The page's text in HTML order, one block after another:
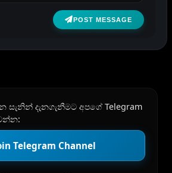
POST MESSAGE
සැනින් දැනගැනීමට අපගේ Telegram
Telegram Channel